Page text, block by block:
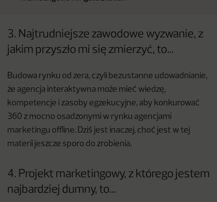
3. Najtrudniejsze zawodowe wyzwanie, z
jakim przyszło mi się zmierzyć, to…
Budowa rynku od zera, czyli bezustanne udowadnianie,
że agencja interaktywna może mieć wiedzę,
kompetencje i zasoby egzekucyjne, aby konkurować
360 z mocno osadzonymi w rynku agencjami
marketingu offline. Dziś jest inaczej, choć jest w tej
materii jeszcze sporo do zrobienia.
4. Projekt marketingowy, z którego jestem
najbardziej dumny, to…